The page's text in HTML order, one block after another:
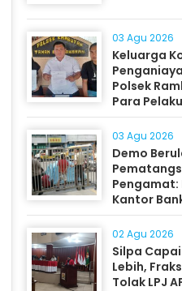
03 Agu 2026
Keluarga
Polsek
Para
Ditangkap
03 Agu 2026
Demo
Pengamat:
Kantor
Ekonomi
02 Agu 2026
Silpa
Lebih,
Tolak LPJ